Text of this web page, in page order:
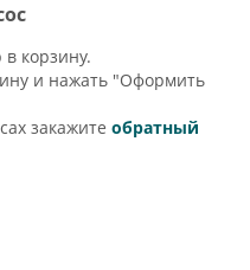
корзину.
и нажать "Оформить
закажитеобратный